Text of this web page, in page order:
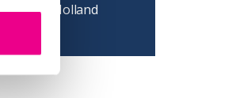
- Zuid-Holland